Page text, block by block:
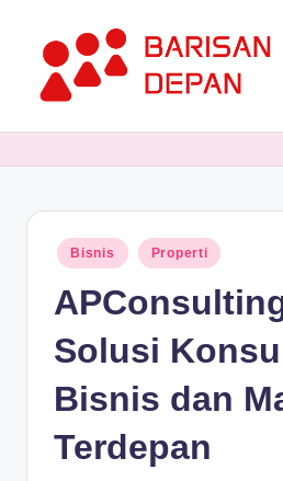
content
Terupdate
Posted
in
Bisnis Properti
Solusi
Bisnis dan
Terdepan